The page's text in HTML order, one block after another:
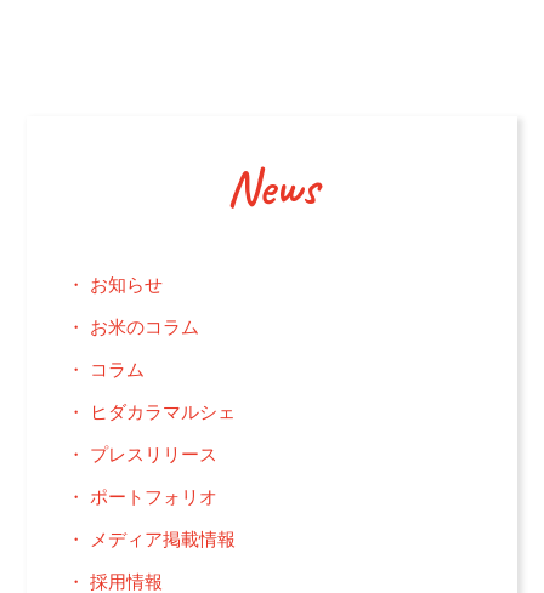
News
お知らせ
お米のコラム
コラム
ヒダカラマルシェ
プレスリリース
ポートフォリオ
メディア掲載情報
採用情報